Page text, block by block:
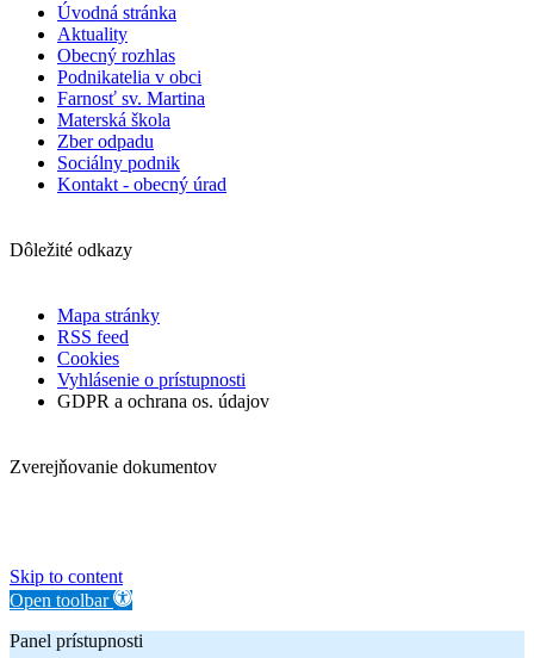
Úvodná stránka
Aktuality
Obecný rozhlas
Podnikatelia v obci
Farnosť sv. Martina
Materská škola
Zber odpadu
Sociálny podnik
Kontakt - obecný úrad
Dôležité odkazy
Mapa stránky
RSS feed
Cookies
Vyhlásenie o prístupnosti
GDPR a ochrana os. údajov
Zverejňovanie dokumentov
Skip to content
Open toolbar
Panel prístupnosti